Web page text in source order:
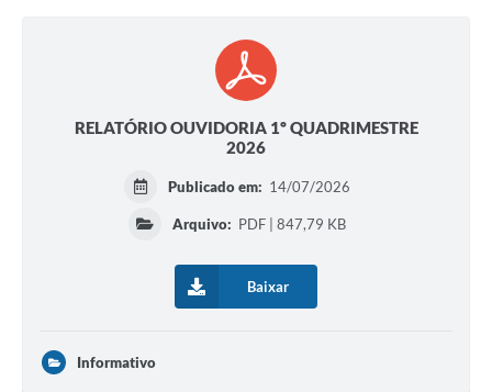
RELATÓRIO OUVIDORIA 1º QUADRIMESTRE
2026
Publicado em: 14/07/2026
Arquivo: PDF | 847,79 KB
Baixar
Informativo